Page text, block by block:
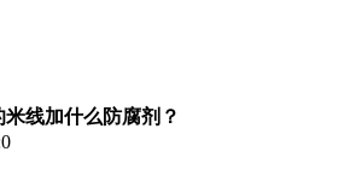
线加什么防腐剂？